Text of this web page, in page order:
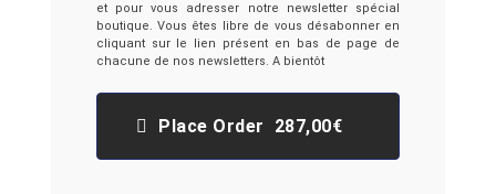
et pour vous adresser notre newsletter spécial
boutique. Vous êtes libre de vous désabonner en
cliquant sur le lien présent en bas de page de
chacune de nos newsletters. A bientôt
Place Order 287,00€